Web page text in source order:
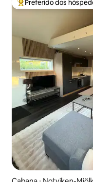
Entre os melhores
Preferido dos